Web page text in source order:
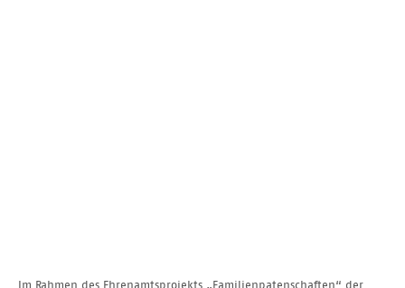
Im Rahmen des Ehrenamtsprojekts „Familienpatenschaften“ der